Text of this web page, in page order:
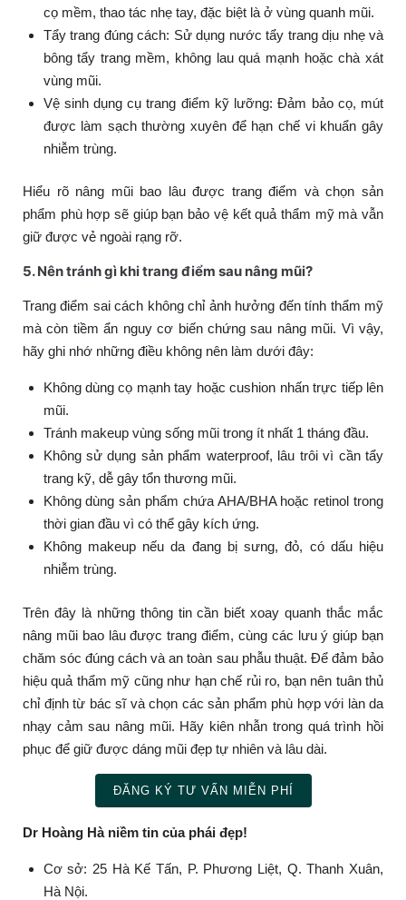
cọ mềm, thao tác nhẹ tay, đặc biệt là ở vùng quanh mũi.
Tẩy trang đúng cách: Sử dụng nước tẩy trang dịu nhẹ và
bông tẩy trang mềm, không lau quá mạnh hoặc chà xát
vùng mũi.
Vệ sinh dụng cụ trang điểm kỹ lưỡng: Đảm bảo cọ, mút
được làm sạch thường xuyên để hạn chế vi khuẩn gây
nhiễm trùng.
Hiểu rõ nâng mũi bao lâu được trang điểm và chọn sản
phẩm phù hợp sẽ giúp bạn bảo vệ kết quả thẩm mỹ mà vẫn
giữ được vẻ ngoài rạng rỡ.
5. Nên tránh gì khi trang điểm sau nâng mũi?
Trang điểm sai cách không chỉ ảnh hưởng đến tính thẩm mỹ
mà còn tiềm ẩn nguy cơ biến chứng sau nâng mũi. Vì vậy,
hãy ghi nhớ những điều không nên làm dưới đây:
Không dùng cọ mạnh tay hoặc cushion nhấn trực tiếp lên
mũi.
Tránh makeup vùng sống mũi trong ít nhất 1 tháng đầu.
Không sử dụng sản phẩm waterproof, lâu trôi vì cần tẩy
trang kỹ, dễ gây tổn thương mũi.
Không dùng sản phẩm chứa AHA/BHA hoặc retinol trong
thời gian đầu vì có thể gây kích ứng.
Không makeup nếu da đang bị sưng, đỏ, có dấu hiệu
nhiễm trùng.
Trên đây là những thông tin cần biết xoay quanh thắc mắc
nâng mũi bao lâu được trang điểm, cùng các lưu ý giúp bạn
chăm sóc đúng cách và an toàn sau phẫu thuật. Để đảm bảo
hiệu quả thẩm mỹ cũng như hạn chế rủi ro, bạn nên tuân thủ
chỉ định từ bác sĩ và chọn các sản phẩm phù hợp với làn da
nhạy cảm sau nâng mũi. Hãy kiên nhẫn trong quá trình hồi
phục để giữ được dáng mũi đẹp tự nhiên và lâu dài.
ĐĂNG KÝ TƯ VẤN MIỄN PHÍ
Dr Hoàng Hà niềm tin của phái đẹp!
Cơ sở: 25 Hà Kế Tấn, P. Phương Liệt, Q. Thanh Xuân,
Hà Nội.